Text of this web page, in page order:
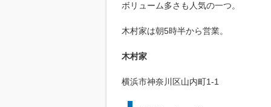
ボリューム多さも人気の一つ。
木村家は朝5時半から営業。
木村家
横浜市神奈川区山内町1-1